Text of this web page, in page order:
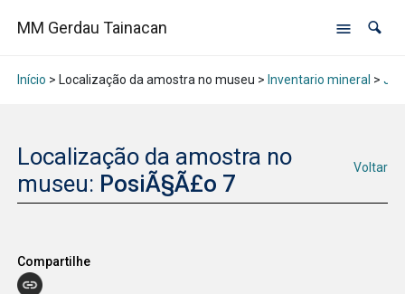
MM Gerdau Tainacan
Início > Localização da amostra no museu > Inventario mineral >
Localização da amostra no
museu: PosiÃ§Ã£o 7
Voltar
Compartilhe